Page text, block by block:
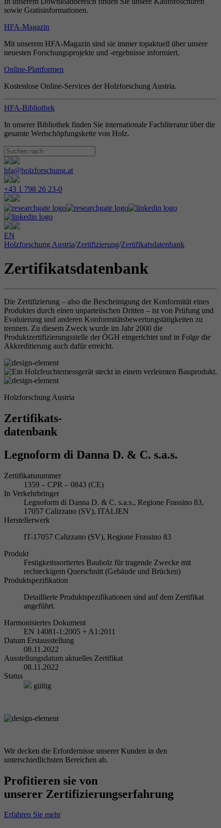
sowie Gratisinformationen.
HFA-Magazin
Mit unserem HFA-Magazin sind sie immer topaktuell über unsere
neuesten Forschungsprojekte und -ergebnisse informiert.
Online-Plattformen
Kostenlose Online-Services der Holzforschung Austria.
HFA-Bibliothek
In unserer Bibliothek finden Sie internationale Fachliteratur über die
gesamte Wertschöpfungskette von Holz.
hfa@holzforschung.at
+43 1 798 26 23-0
EN
Holzforschung Austria/Zertifizierung/Zertifikatsdatenbank
Zertifikatsdatenbank
Die Zertifizierung – also die Bescheinigung der Konformität eines
Produktes durch einen unparteiischen Dritten – ist von Prüfung und
Evaluierung und anderen Konformitätsbewertungstätigkeiten zu
trennen. Zu diesem Zweck wurde im Jahr 2000 die
Produktzertifizierungsstelle der ÖGH eingerichtet und in Folge die
Akkreditierung auch dafür erreicht.
Holzforschung Austria
Zertifikats-
datenbank
Legnoform di Danna D. & C. s.a.s.
Zertifikatsnummer
1359 – CPR – 0843 (CE)
In Verkehrbringer
Legnoform di Danna D. & C. s.a.s., Regione Frassino 83,
17057 Calizzano (SV), ITALIEN
Herstellerwerk
IT-17057 Calizzano (SV), Regione Frassino 83
Produkt
Festigkeitssortiertes Bauholz für tragende Zwecke mit
rechteckigem Querschnitt (Gebäude und Brücken)
Produktspezifikation
Detaillierte Produktspezifikationen sind auf dem Zertifikat
angeführt.
Harmonisiertes Dokument
EN 14081-1:2005 + A1:2011
Datum Erstausstellung
08.11.2022
Ausstellungsdatum aktuelles Zertifikat
08.11.2022
Status
gültig
Wir decken die Erfordernisse unserer Kunden in den
unterschiedlichsten Bereichen ab.
Profitieren sie von
unserer Zertifizierungserfahrung
Erfahren Sie mehr